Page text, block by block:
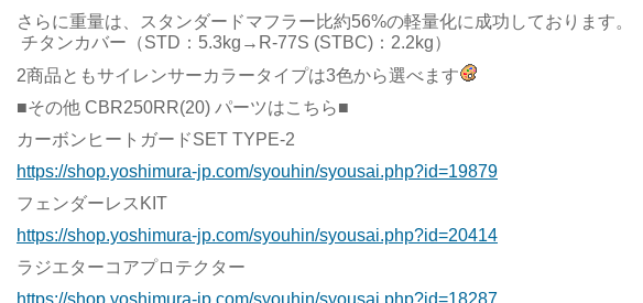
さらに重量は、スタンダードマフラー比約56%の軽量化に成功しております。
チタンカバー（STD：5.3kg→R-77S (STBC)：2.2kg）
2商品ともサイレンサーカラータイプは3色から選べます
■その他 CBR250RR(20) パーツはこちら■
カーボンヒートガードSET TYPE-2
https://shop.yoshimura-jp.com/syouhin/syousai.php?id=19879
フェンダーレスKIT
https://shop.yoshimura-jp.com/syouhin/syousai.php?id=20414
ラジエターコアプロテクター
https://shop.yoshimura-jp.com/syouhin/syousai.php?id=18287